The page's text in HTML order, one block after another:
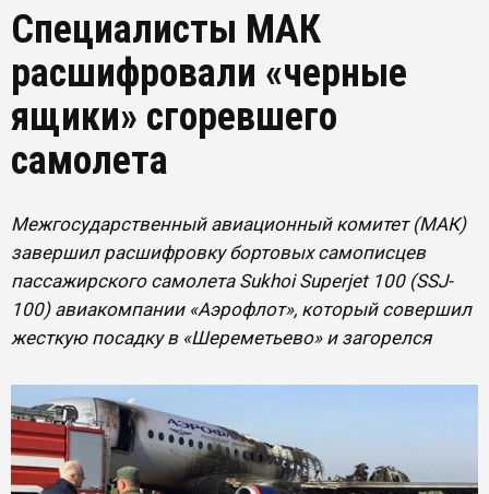
Специалисты МАК
расшифровали «черные
ящики» сгоревшего
самолета
Межгосударственный авиационный комитет (МАК)
завершил расшифровку бортовых самописцев
пассажирского самолета Sukhoi Superjet 100 (SSJ-
100) авиакомпании «Аэрофлот», который совершил
жесткую посадку в «Шереметьево» и загорелся